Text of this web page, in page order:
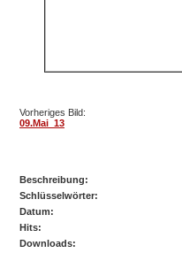
Vorheriges Bild:
09.Mai_13
Beschreibung:
Schlüsselwörter:
Datum:
Hits:
Downloads: